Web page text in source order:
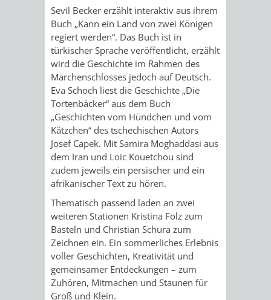
GESCHICHTE
SULZBACH
ORTSVEREINE
ORTSCHAFTSRAT
GESCHICHTE
Sevil Becker erzählt interaktiv aus ihrem
Buch „Kann ein Land von zwei Königen
regiert werden“. Das Buch ist in
türkischer Sprache veröffentlicht, erzählt
wird die Geschichte im Rahmen des
Märchenschlosses jedoch auf Deutsch.
Eva Schoch liest die Geschichte „Die
Tortenbäcker“ aus dem Buch
„Geschichten vom Hündchen und vom
Kätzchen“ des tschechischen Autors
Josef Capek. Mit Samira Moghaddasi aus
dem Iran und Loic Kouetchou sind
zudem jeweils ein persischer und ein
afrikanischer Text zu hören.
Thematisch passend laden an zwei
weiteren Stationen Kristina Folz zum
Basteln und Christian Schura zum
Zeichnen ein. Ein sommerliches Erlebnis
voller Geschichten, Kreativität und
gemeinsamer Entdeckungen – zum
Zuhören, Mitmachen und Staunen für
Groß und Klein.